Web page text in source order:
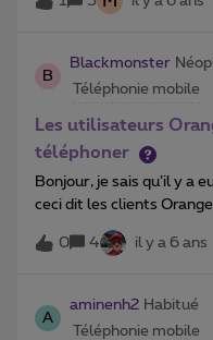
recommandées mais le
Merci pour votre aide.
B
Blackmonster
Téléphonie mobile
Les utilisateurs
téléphoner
Bonjour, je sais qu’il y a
ceci dit les clients
appel par contre aucun
0 4 il y a 6 ans
A
aminenh2 Habitué
Téléphonie mobile